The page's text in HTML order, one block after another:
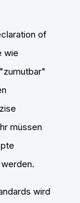
of
wie
müssen
wird